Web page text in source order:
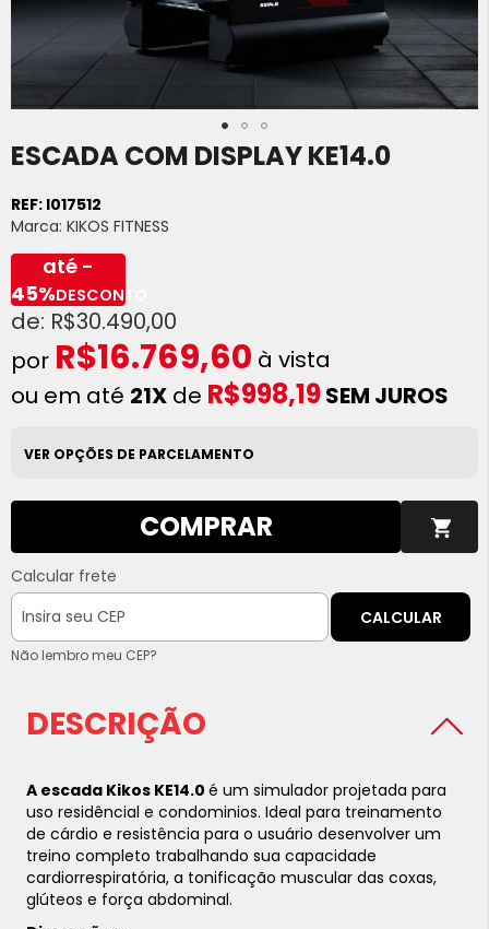
ESCADA COM DISPLAY KE14.0
REF: I017512
Marca: KIKOS FITNESS
R$30.490,00
até -
45%DESCONTO
R$16.769,60 à vista
ou em até 21X de R$998,19SEM JUROS
VER OPÇÕES DE PARCELAMENTO
COMPRAR
Calcular frete
CALCULAR
Não lembro meu CEP?
Saltar
o
início
Galeria
de
imagens
DESCRIÇÃO
A escada Kikos KE14.0 é um simulador projetada para
uso residêncial e condominios. Ideal para treinamento
de cárdio e resistência para o usuário desenvolver um
treino completo trabalhando sua capacidade
cardiorrespiratória, a tonificação muscular das coxas,
glúteos e força abdominal.